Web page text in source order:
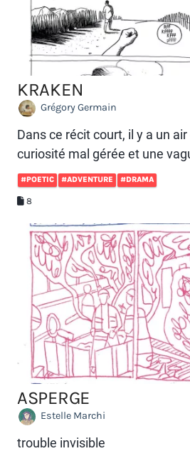
KRAKEN
Grégory Germain
Dans ce récit court, il y a un
curiosité mal gérée et une
#POETIC #ADVENTURE #DRAMA
8
ASPERGE
Estelle Marchi
trouble invisible